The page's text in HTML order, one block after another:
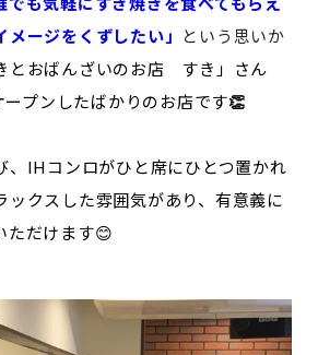
ージをくずしたい」 という思いか
とおばんざいのお店 すき」さん
プンしたばかりのお店です👏
、IHコンロがひと席にひとつ置かれ
ックスした雰囲気があり、有意義に
ただけます😊